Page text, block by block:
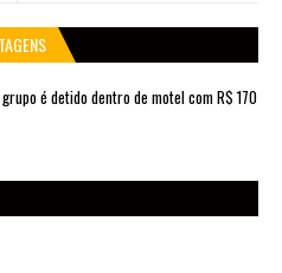
é detido dentro de motel com R$ 170